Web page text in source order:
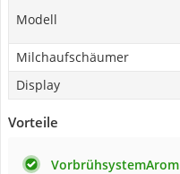
Modell
Milchaufschäumer
Display
Vorteile
VorbrühsystemArom